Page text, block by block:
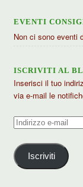
EVENTI
Non ci sono eventi
ISCRIVITI AL
Inserisci il tuo
via e-mail le
Indirizzo
mail
Iscriviti